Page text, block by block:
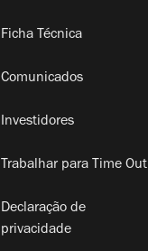
Ficha Técnica
Comunicados
Investidores
Trabalhar para Time Out
Declaração de
privacidade